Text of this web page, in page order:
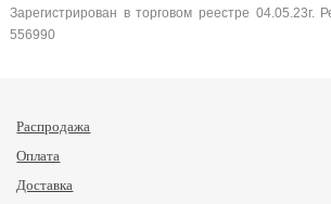
Зарегистрирован в торговом реестре 04.05.23г.
556990
Распродажа
Оплата
Доставка